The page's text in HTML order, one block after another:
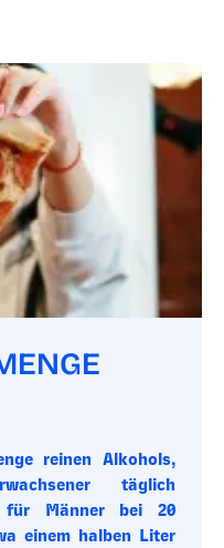
reinen Alkohols,
täglich
für Männer bei 20
einem halben Liter